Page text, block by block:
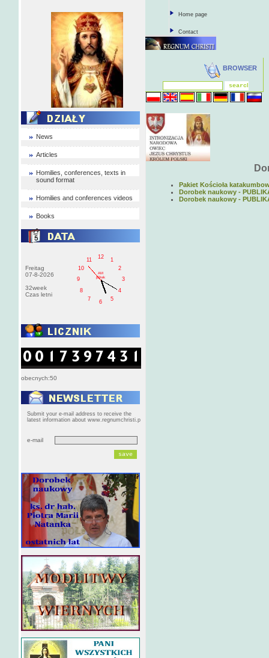
News
Articles
Homilies, conferences, texts in
sound format
Homilies and conferences videos
Books
Freitag
07-8-2026
32week
Czas letni
1
2
3
4
5
6
7
8
9
10
11
12
AM
pištek
obecnych:50
Submit your e-mail address to receive the
latest information about www.regnumchristi.p
e-mail
Home page
Contact
BROWSER
Pakiet Kościoła
Dorobek naukowy -
Dorobek naukowy -